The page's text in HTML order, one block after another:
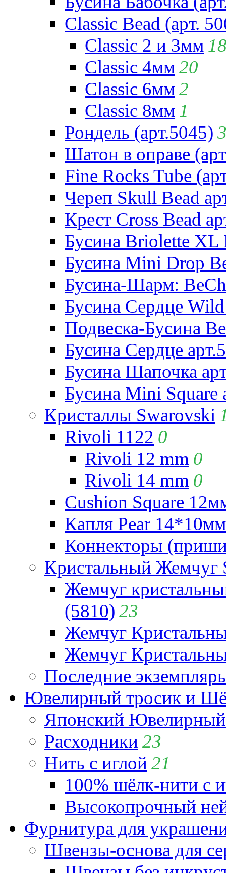
Classic Bead (арт.
Classic 2 и 3мм
Classic 4мм20
Classic 6мм2
Classic 8мм 1
Рондель (арт.5045)
Шатон в оправе
Fine Rocks Tube
Череп Skull Bead
Крест Cross Bead
Бусина Briolette XL
Бусина Mini Drop
Бусина-Шарм:
Бусина Сердце
Подвеска-Бусина
Бусина Сердце
Бусина Шапочка
Бусина Mini Square
Кристаллы Swarovski
Rivoli 1122 0
Rivoli 12 mm 0
Rivoli 14 mm 0
Cushion Square
Капля Pear
Коннекторы
Кристальный Жемчуг
Жемчуг
(5810) 23
Жемчуг
Жемчуг
Последние
Ювелирный тросик и
Японский
Расходники 23
Нить с иглой 21
100% шёлк-нити с
Высокопрочный
Фурнитура для
Швензы-основа для